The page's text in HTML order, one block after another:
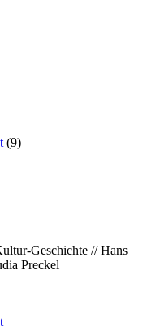
(9)
Geschichte // Hans
Preckel